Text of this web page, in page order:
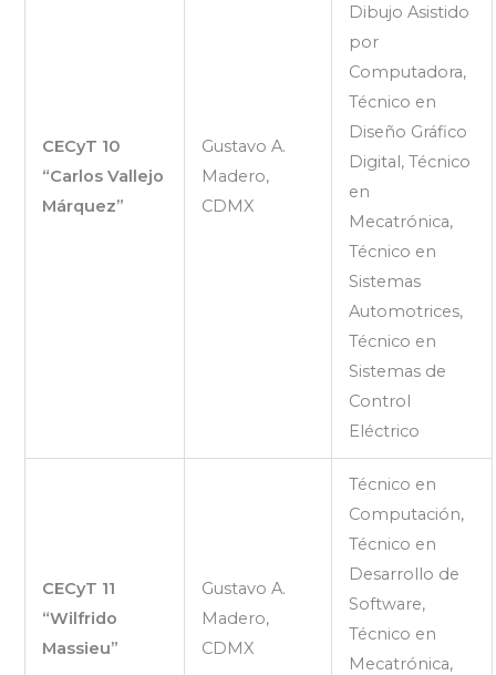
CECyT 10
“Carlos Vallejo
Márquez”
Gustavo A.
Madero,
CDMX
Dibujo Asistido
por
Computadora,
Técnico en
Diseño Gráfico
Digital, Técnico
en
Mecatrónica,
Técnico en
Sistemas
Automotrices,
Técnico en
Sistemas de
Control
Eléctrico
CECyT 11
“Wilfrido
Massieu”
Gustavo A.
Madero,
CDMX
Técnico en
Computación,
Técnico en
Desarrollo de
Software,
Técnico en
Mecatrónica,